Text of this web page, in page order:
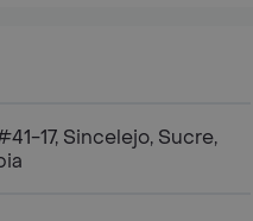
17, Sincelejo, Sucre,